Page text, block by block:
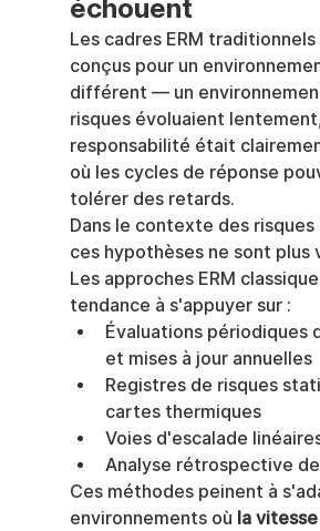
échouent
Les cadres ERM
conçus pour un
différent — un
risques évoluaient
responsabilité était
où les cycles de réponse
tolérer des retards.
Dans le contexte des
ces hypothèses ne sont plus
Les approches ERM
tendance à s'appuyer sur :
Évaluations périodiques
et mises à jour annuelles
Registres de risques
cartes thermiques
Voies d'escalade
Analyse rétrospective
Ces méthodes peinent à
environnements où la